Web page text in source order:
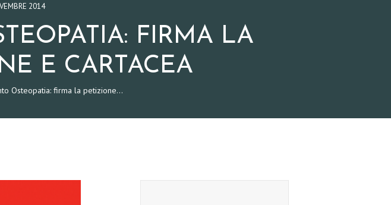
2014
FIRMA LA
E CARTACEA
Osteopatia: firma la petizione...